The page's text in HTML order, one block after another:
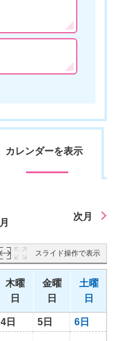
カレンダーを表示
月
次月
スライド操作で表示
木曜
日
金曜
日
土曜
日
4日 5日 6日